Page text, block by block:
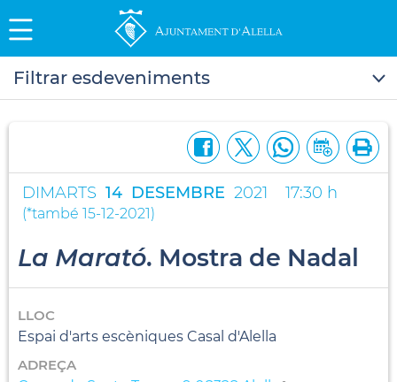
Filtrar esdeveniments
DIMARTS 14 DESEMBRE 2021 17:30 h
(*també 15-12-2021)
La Marató. Mostra de Nadal
LLOC
Espai d'arts escèniques Casal d'Alella
ADREÇA